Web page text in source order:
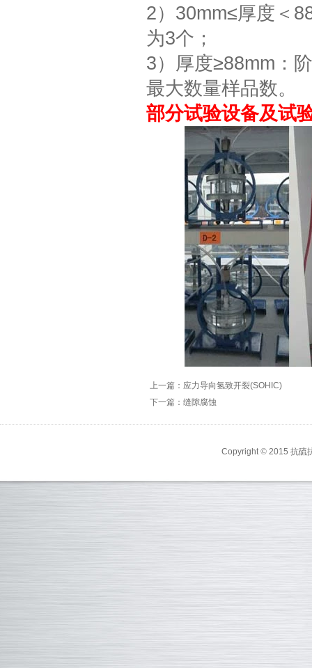
2）30mm≤厚度＜
为3个；
3）厚度≥88mm：
最大数量样品数。
部分试验设备及试
上一篇：应力导向氢致开裂(SOHIC)
下一篇：缝隙腐蚀
Copyright©2015 抗硫